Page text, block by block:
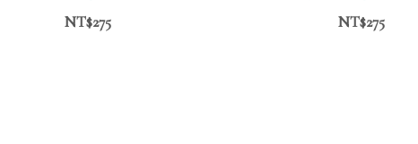
NT$275 NT$275